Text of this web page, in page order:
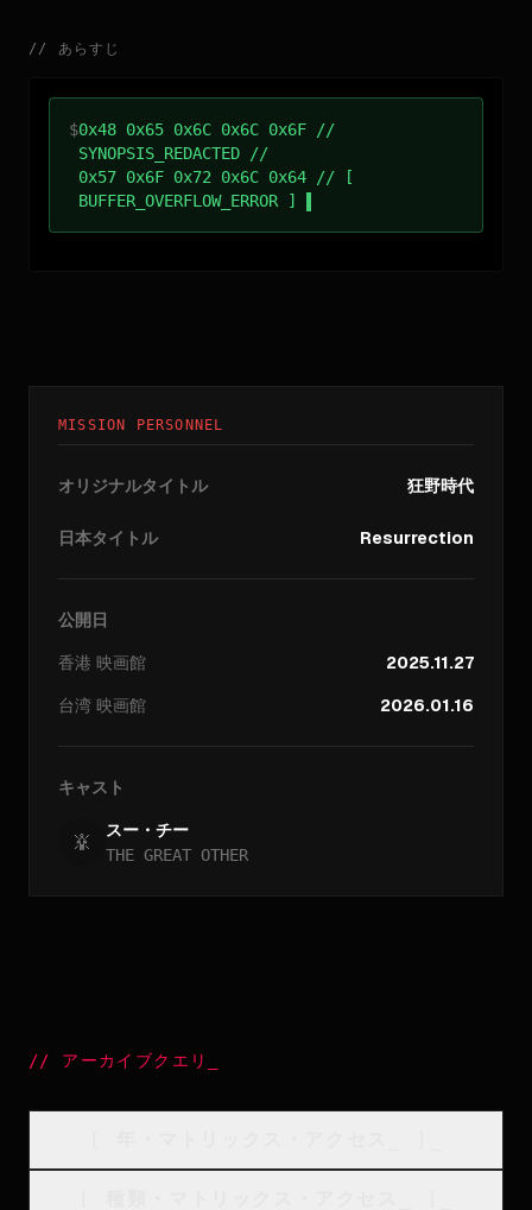
// あらすじ
$0x48 0x65 0x6C 0x6C 0x6F //
SYNOPSIS_REDACTED //
0x57 0x6F 0x72 0x6C 0x64 // [
BUFFER_OVERFLOW_ERROR ]
MISSION PERSONNEL
オリジナルタイトル 狂野時代
日本タイトル Resurrection
公開日
香港 映画館
2025.11.27
台湾 映画館 2026.01.16
キャスト
スー・チー
THE GREAT OTHER
// アーカイブクエリ